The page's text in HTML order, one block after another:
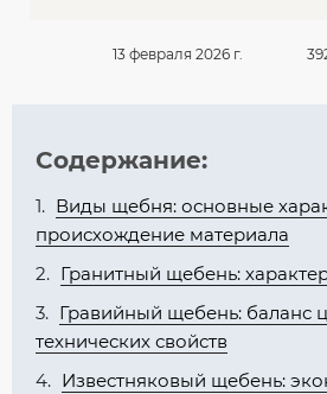
13 февраля 2026 г.
Содержание:
Виды щебня: основные
происхождение материала
Гранитный щебень:
Гравийный щебень: баланс
технических свойств
Известняковый щебень: